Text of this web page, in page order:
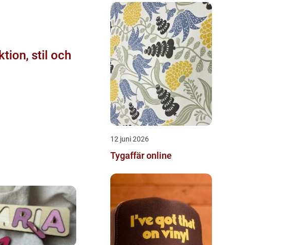
12 juni 2026
Tygaffär online